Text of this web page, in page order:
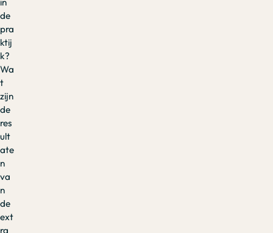
de
pra
ktij
k?
Wa
t
zijn
de
res
ult
ate
n
va
n
de
ext
ra